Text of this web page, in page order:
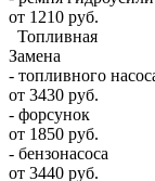
от 1210 руб.
Топливная
Замена
- топливного
от 3430 руб.
- форсунок
от 1850 руб.
- бензонасоса
от 3440 руб.